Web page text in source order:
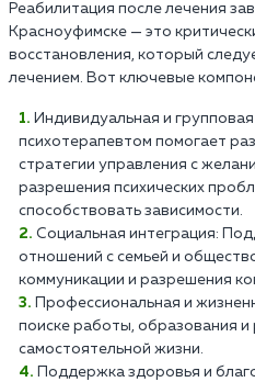
Реабилитация после лечения
Красноуфимске — это
восстановления, который
лечением. Вот ключевые
Индивидуальная и
психотерапевтом помогает
стратегии управления с
разрешения психических
способствовать зависимости.
Социальная интеграция:
отношений с семьей и
коммуникации и разрешения
Профессиональная и
поиске работы, образования и
самостоятельной жизни.
Поддержка здоровья и